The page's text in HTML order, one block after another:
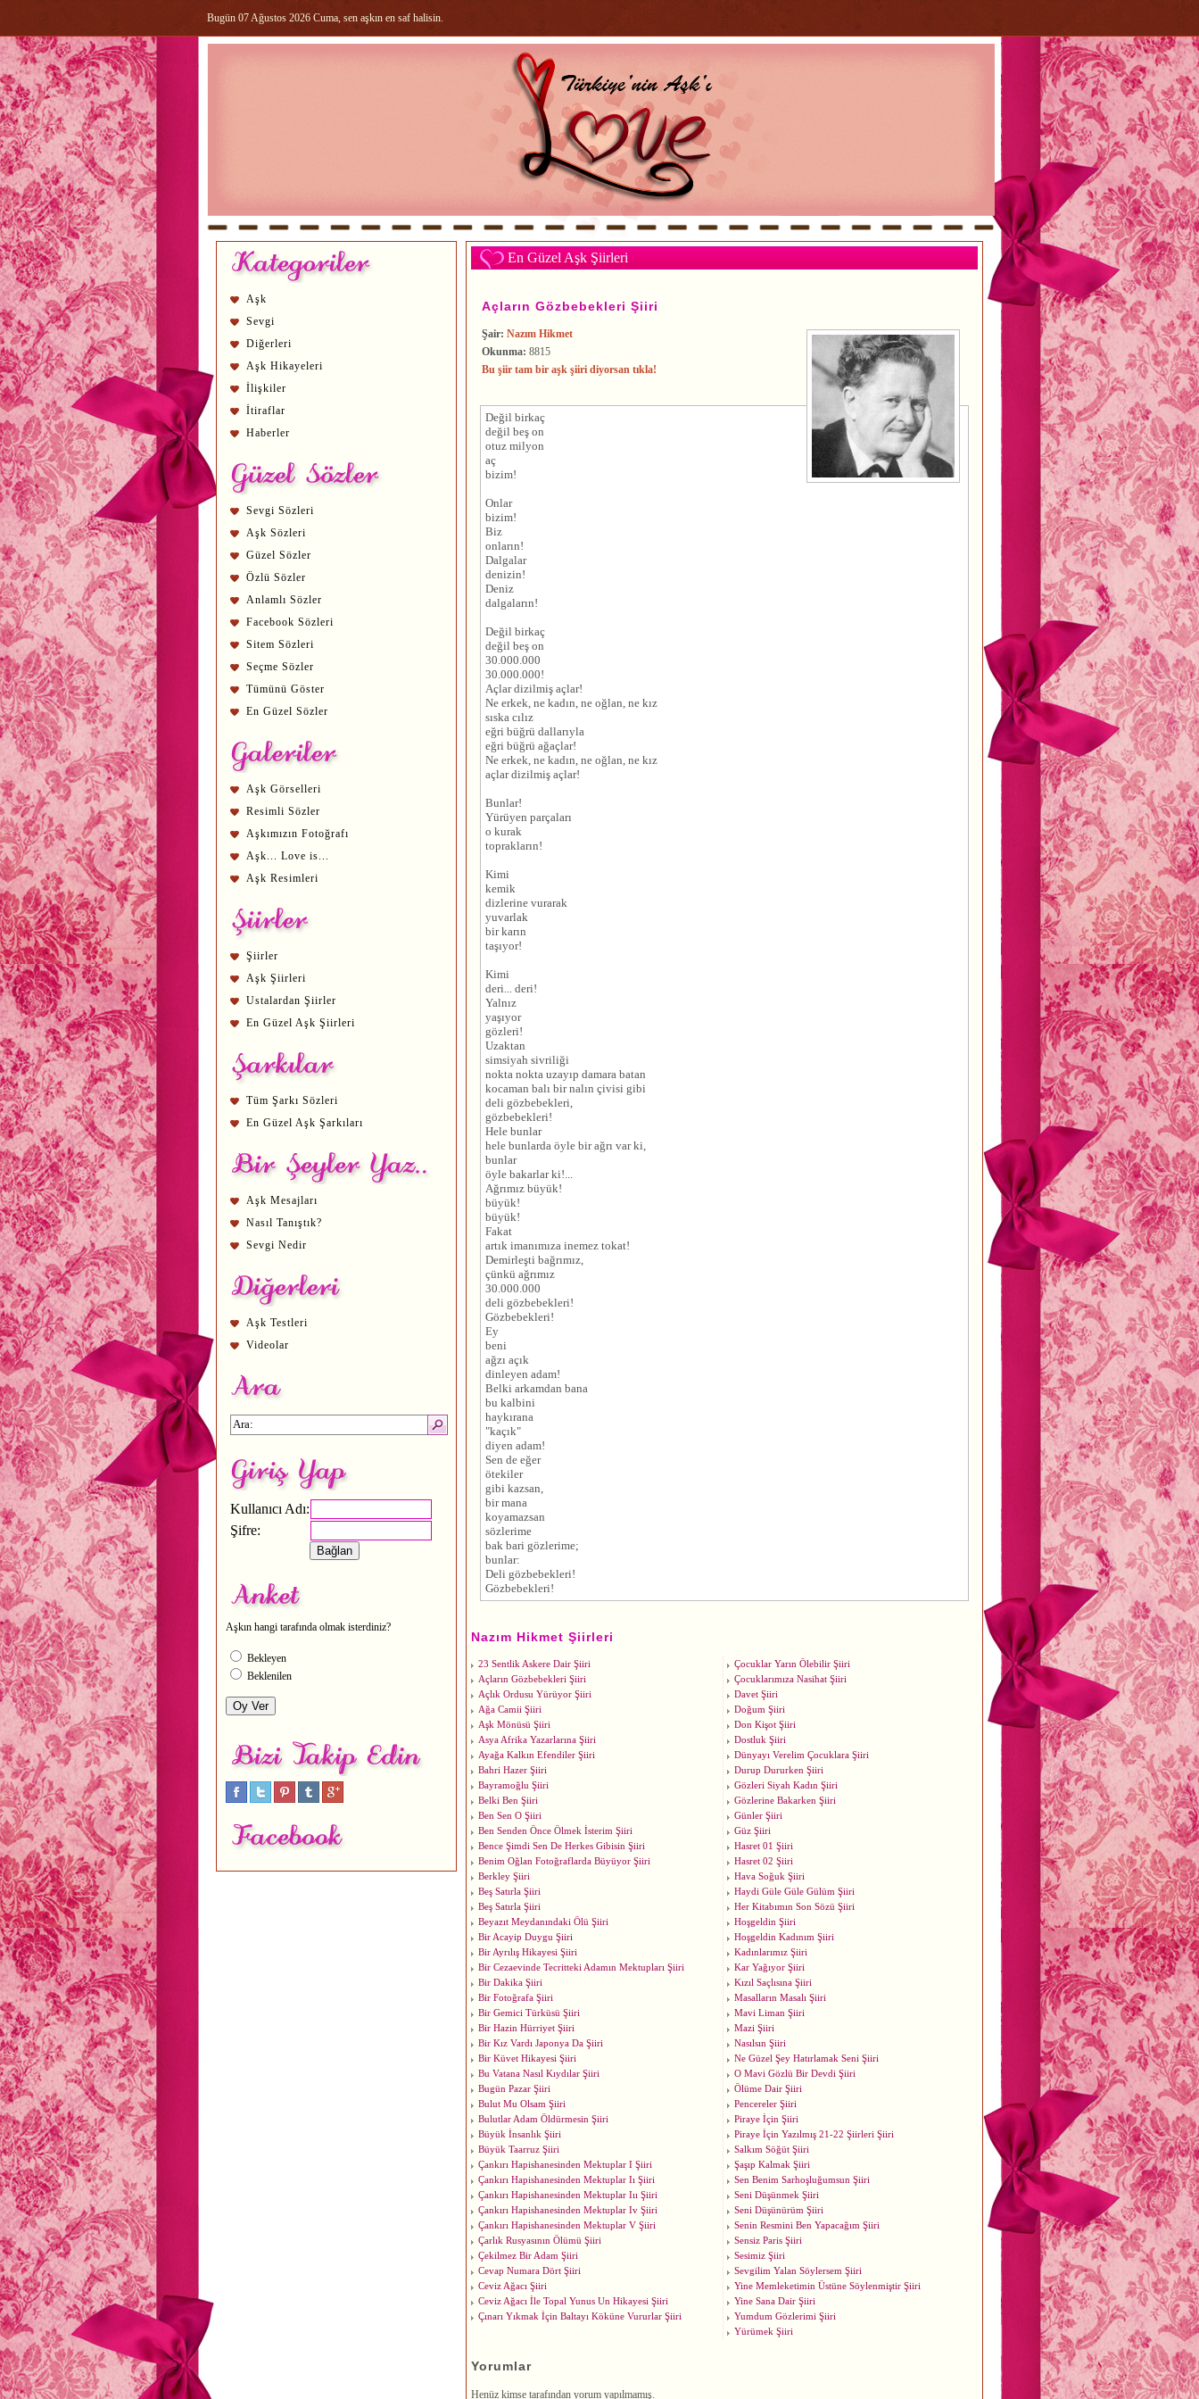
Bugün 07 Ağustos 2026 Cuma, sen aşkın en saf halisin.
Aşk
Sevgi
Diğerleri
Aşk Hikayeleri
İlişkiler
İtiraflar
Haberler
Sevgi Sözleri
Aşk Sözleri
Güzel Sözler
Özlü Sözler
Anlamlı Sözler
Facebook Sözleri
Sitem Sözleri
Seçme Sözler
Tümünü Göster
En Güzel Sözler
Aşk Görselleri
Resimli Sözler
Aşkımızın Fotoğrafı
Aşk... Love is...
Aşk Resimleri
Şiirler
Aşk Şiirleri
Ustalardan Şiirler
En Güzel Aşk Şiirleri
Tüm Şarkı Sözleri
En Güzel Aşk Şarkıları
Aşk Mesajları
Nasıl Tanıştık?
Sevgi Nedir
Aşk Testleri
Videolar
Kullanıcı Adı:
Şifre:
Aşkın hangi tarafında olmak isterdiniz?
Bekleyen
Beklenilen
En Güzel Aşk Şiirleri
Açların Gözbebekleri Şiiri
Şair: Nazım Hikmet
Okunma: 8815
Bu şiir tam bir aşk şiiri diyorsan tıkla!
Değil birkaç
değil beş on
otuz milyon
aç
bizim!
Onlar
bizim!
Biz
onların!
Dalgalar
denizin!
Deniz
dalgaların!
Değil birkaç
değil beş on
30.000.000
30.000.000!
Açlar dizilmiş açlar!
Ne erkek, ne kadın, ne oğlan, ne kız
sıska cılız
eğri büğrü dallarıyla
eğri büğrü ağaçlar!
Ne erkek, ne kadın, ne oğlan, ne kız
açlar dizilmiş açlar!
Bunlar!
Yürüyen parçaları
o kurak
toprakların!
Kimi
kemik
dizlerine vurarak
yuvarlak
bir karın
taşıyor!
Kimi
deri... deri!
Yalnız
yaşıyor
gözleri!
Uzaktan
simsiyah sivriliği
nokta nokta uzayıp damara batan
kocaman balı bir nalın çivisi gibi
deli gözbebekleri,
gözbebekleri!
Hele bunlar
hele bunlarda öyle bir ağrı var ki,
bunlar
öyle bakarlar ki!...
Ağrımız büyük!
büyük!
büyük!
Fakat
artık imanımıza inemez tokat!
Demirleşti bağrımız,
çünkü ağrımız
30.000.000
deli gözbebekleri!
Gözbebekleri!
Ey
beni
ağzı açık
dinleyen adam!
Belki arkamdan bana
bu kalbini
haykırana
"kaçık"
diyen adam!
Sen de eğer
ötekiler
gibi kazsan,
bir mana
koyamazsan
sözlerime
bak bari gözlerime;
bunlar:
Deli gözbebekleri!
Gözbebekleri!
Nazım Hikmet Şiirleri
23 Sentlik Askere Dair Şiiri
Açların Gözbebekleri Şiiri
Açlık Ordusu Yürüyor Şiiri
Ağa Camii Şiiri
Aşk Mönüsü Şiiri
Asya Afrika Yazarlarına Şiiri
Ayağa Kalkın Efendiler Şiiri
Bahri Hazer Şiiri
Bayramoğlu Şiiri
Belki Ben Şiiri
Ben Sen O Şiiri
Ben Senden Önce Ölmek İsterim Şiiri
Bence Şimdi Sen De Herkes Gibisin Şiiri
Benim Oğlan Fotoğraflarda Büyüyor Şiiri
Berkley Şiiri
Beş Satırla Şiiri
Beş Satırla Şiiri
Beyazıt Meydanındaki Ölü Şiiri
Bir Acayip Duygu Şiiri
Bir Ayrılış Hikayesi Şiiri
Bir Cezaevinde Tecritteki Adamın Mektupları Şiiri
Bir Dakika Şiiri
Bir Fotoğrafa Şiiri
Bir Gemici Türküsü Şiiri
Bir Hazin Hürriyet Şiiri
Bir Kız Vardı Japonya Da Şiiri
Bir Küvet Hikayesi Şiiri
Bu Vatana Nasıl Kıydılar Şiiri
Bugün Pazar Şiiri
Bulut Mu Olsam Şiiri
Bulutlar Adam Öldürmesin Şiiri
Büyük İnsanlık Şiiri
Büyük Taarruz Şiiri
Çankırı Hapishanesinden Mektuplar I Şiiri
Çankırı Hapishanesinden Mektuplar Iı Şiiri
Çankırı Hapishanesinden Mektuplar Iıı Şiiri
Çankırı Hapishanesinden Mektuplar Iv Şiiri
Çankırı Hapishanesinden Mektuplar V Şiiri
Çarlık Rusyasının Ölümü Şiiri
Çekilmez Bir Adam Şiiri
Cevap Numara Dört Şiiri
Ceviz Ağacı Şiiri
Ceviz Ağacı İle Topal Yunus Un Hikayesi Şiiri
Çınarı Yıkmak İçin Baltayı Köküne Vururlar Şiiri
Çocuklar Yarın Ölebilir Şiiri
Çocuklarımıza Nasihat Şiiri
Davet Şiiri
Doğum Şiiri
Don Kişot Şiiri
Dostluk Şiiri
Dünyayı Verelim Çocuklara Şiiri
Durup Dururken Şiiri
Gözleri Siyah Kadın Şiiri
Gözlerine Bakarken Şiiri
Günler Şiiri
Güz Şiiri
Hasret 01 Şiiri
Hasret 02 Şiiri
Hava Soğuk Şiiri
Haydi Güle Güle Gülüm Şiiri
Her Kitabımın Son Sözü Şiiri
Hoşgeldin Şiiri
Hoşgeldin Kadınım Şiiri
Kadınlarımız Şiiri
Kar Yağıyor Şiiri
Kızıl Saçlısına Şiiri
Masalların Masalı Şiiri
Mavi Liman Şiiri
Mazi Şiiri
Nasılsın Şiiri
Ne Güzel Şey Hatırlamak Seni Şiiri
O Mavi Gözlü Bir Devdi Şiiri
Ölüme Dair Şiiri
Pencereler Şiiri
Piraye İçin Şiiri
Piraye İçin Yazılmış 21-22 Şiirleri Şiiri
Salkım Söğüt Şiiri
Şaşıp Kalmak Şiiri
Sen Benim Sarhoşluğumsun Şiiri
Seni Düşünmek Şiiri
Seni Düşünürüm Şiiri
Senin Resmini Ben Yapacağım Şiiri
Sensiz Paris Şiiri
Sesimiz Şiiri
Sevgilim Yalan Söylersem Şiiri
Yine Memleketimin Üstüne Söylenmiştir Şiiri
Yine Sana Dair Şiiri
Yumdum Gözlerimi Şiiri
Yürümek Şiiri
Yorumlar
Henüz kimse tarafından yorum yapılmamış.